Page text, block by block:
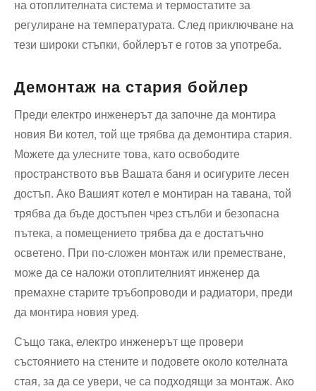
на отоплителната система и термостатите за
регулиране на температурата. След приключване на
тези широки стъпки, бойлерът е готов за употреба.
Демонтаж на стария бойлер
Преди електро инженерът да започне да монтира
новия Ви котел, той ще трябва да ⁣демонтира стария.
Можете ​да улесните‍ това, като⁣ освободите
пространството във Вашата баня и осигурите лесен
достъп. Ако Вашият котел е монтиран на тавана, той
трябва да бъде достъпен чрез стълби ​и⁣ безопасна
пътека, а помещението трябва да е достатъчно
осветено. При ⁢по-сложен монтаж или преместване,
може да ‌се наложи отоплителният инженер да
премахне старите тръбопроводи и​ радиатори, преди
да монтира новия уред.
Също така, електро инженерът ще провери
състоянието на стените и подовете около котелната
стая, за да се увери, че са подходящи за монтаж. Ако